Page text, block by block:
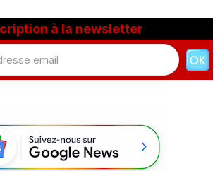
à la newsletter